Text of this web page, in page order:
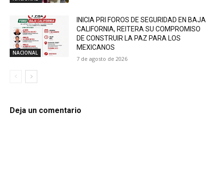
NACIONAL
INICIA PRI FOROS DE SEGURIDAD EN BAJA
CALIFORNIA, REITERA SU COMPROMISO
DE CONSTRUIR LA PAZ PARA LOS
MEXICANOS
7 de agosto de 2026
Deja un comentario